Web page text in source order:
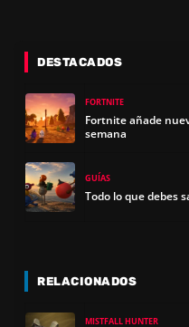
DESTACADOS
FORTNITE
Fortnite añade
semana
GUÍAS
Todo lo que debes
RELACIONADOS
MISTFALL HUNTER